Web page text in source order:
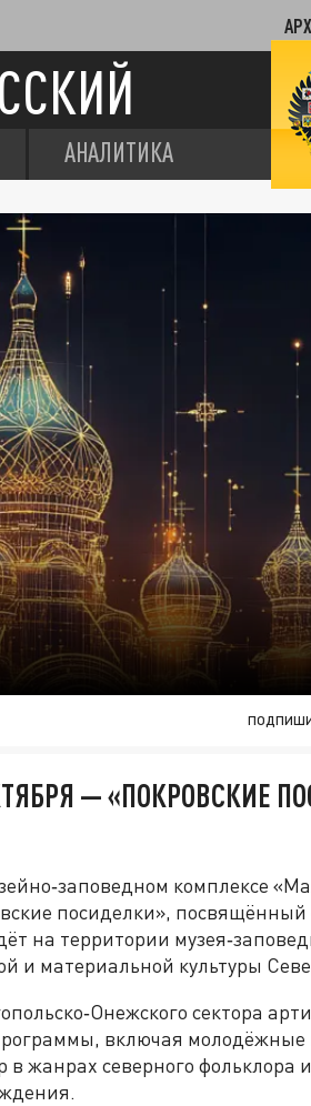
АНАЛИТИКА
— «ПОКРОВСКИЕ
комплексе
посиделки»,
на территории
и материальной культуры
сектора
включая молодёжные
в жанрах северного